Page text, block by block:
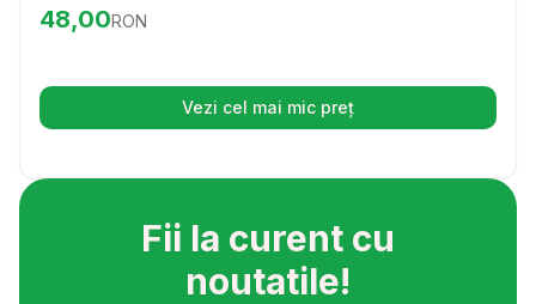
nutritional echilibrat.
Preț:48.00
48,00RON
Vezi cel mai mic preț(se deschide într-o filă nouă)
Fii la curent cu
noutatile!